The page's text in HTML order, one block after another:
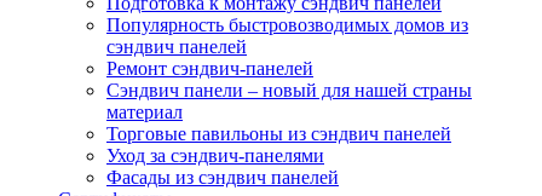
Популярность быстровозводимых домов из
сэндвич панелей
Ремонт сэндвич-панелей
Сэндвич панели – новый для нашей страны
материал
Торговые павильоны из сэндвич панелей
Уход за сэндвич-панелями
Фасады из сэндвич панелей